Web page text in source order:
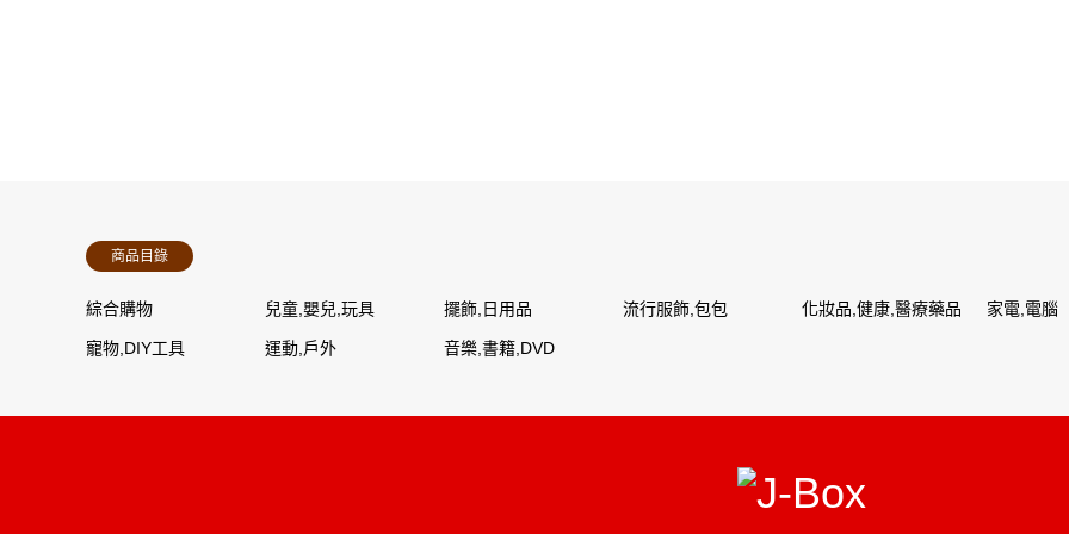
商品目錄
綜合購物 兒童,嬰兒,玩具 擺飾,日用品 流行服飾,包包 化妝品,健康,醫療藥品 家電,電腦
寵物,DIY工具 運動,戶外 音樂,書籍,DVD